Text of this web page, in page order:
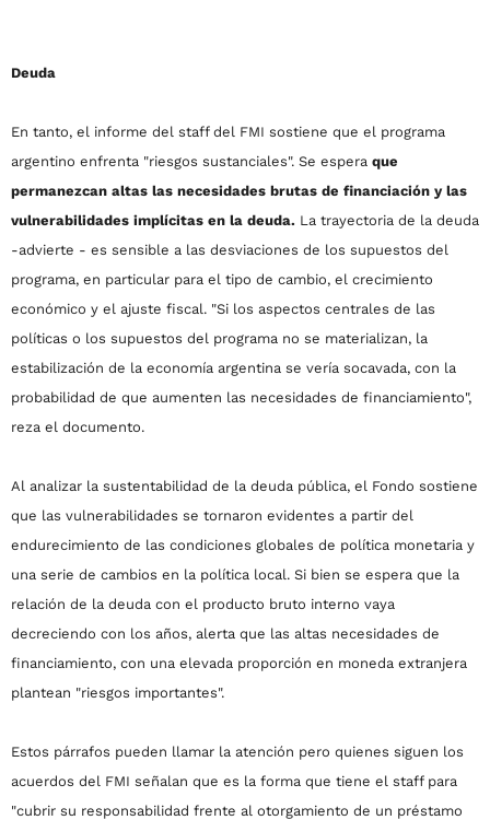
Deuda
En tanto, el informe del staff del FMI sostiene que el programa
argentino enfrenta "riesgos sustanciales". Se espera que
permanezcan altas las necesidades brutas de financiación y las
vulnerabilidades implícitas en la deuda. La trayectoria de la deuda
-advierte - es sensible a las desviaciones de los supuestos del
programa, en particular para el tipo de cambio, el crecimiento
económico y el ajuste fiscal. "Si los aspectos centrales de las
políticas o los supuestos del programa no se materializan, la
estabilización de la economía argentina se vería socavada, con la
probabilidad de que aumenten las necesidades de financiamiento",
reza el documento.
Al analizar la sustentabilidad de la deuda pública, el Fondo sostiene
que las vulnerabilidades se tornaron evidentes a partir del
endurecimiento de las condiciones globales de política monetaria y
una serie de cambios en la política local. Si bien se espera que la
relación de la deuda con el producto bruto interno vaya
decreciendo con los años, alerta que las altas necesidades de
financiamiento, con una elevada proporción en moneda extranjera
plantean "riesgos importantes".
Estos párrafos pueden llamar la atención pero quienes siguen los
acuerdos del FMI señalan que es la forma que tiene el staff para
"cubrir su responsabilidad frente al otorgamiento de un préstamo